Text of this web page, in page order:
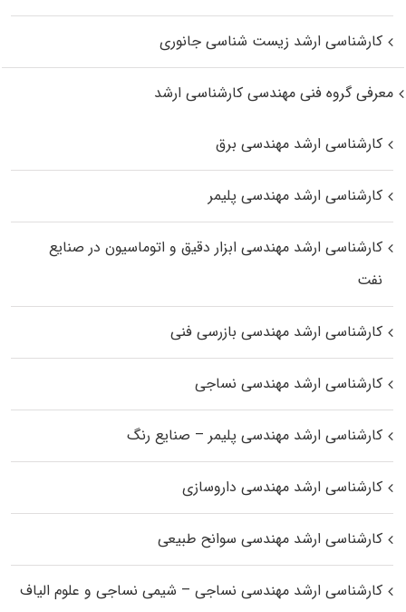
کارشناسی ارشد زیست‌ شناسی جانوری
معرفی گروه فنی مهندسی کارشناسی ارشد
کارشناسی ارشد مهندسی برق
کارشناسی ارشد مهندسی پلیمر
کارشناسی ارشد مهندسی ابزار دقیق و اتوماسیون در صنایع
نفت
کارشناسی ارشد مهندسی بازرسی فنی
کارشناسی ارشد مهندسی نساجی
کارشناسی ارشد مهندسی پلیمر – صنایع رنگ
کارشناسی ارشد مهندسی داروسازی
کارشناسی ارشد مهندسی سوانح طبیعی
کارشناسی ارشد مهندسی نساجی – شیمی نساجی و علوم الیاف